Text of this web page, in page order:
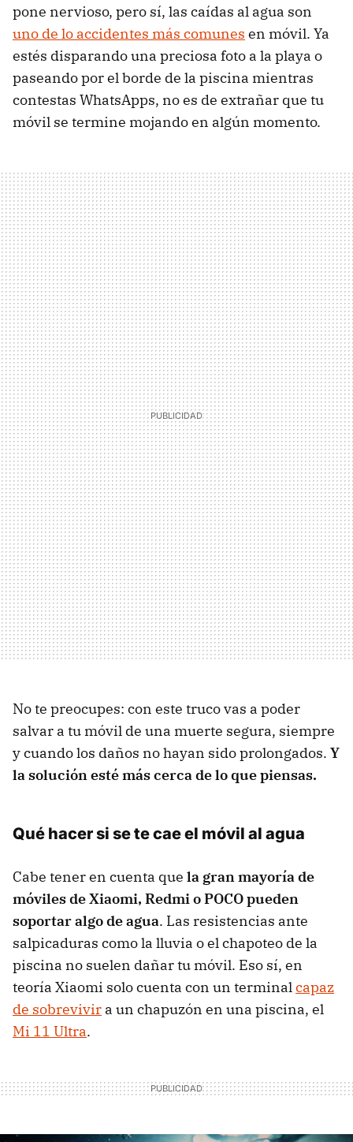
pone nervioso, pero sí, las caídas al agua son
uno de lo accidentes más comunes en móvil. Ya
estés disparando una preciosa foto a la playa o
paseando por el borde de la piscina mientras
contestas WhatsApps, no es de extrañar que tu
móvil se termine mojando en algún momento.
No te preocupes: con este truco vas a poder
salvar a tu móvil de una muerte segura, siempre
y cuando los daños no hayan sido prolongados. Y
la solución esté más cerca de lo que piensas.
Qué hacer si se te cae el móvil al agua
Cabe tener en cuenta que la gran mayoría de
móviles de Xiaomi, Redmi o POCO pueden
soportar algo de agua. Las resistencias ante
salpicaduras como la lluvia o el chapoteo de la
piscina no suelen dañar tu móvil. Eso sí, en
teoría Xiaomi solo cuenta con un terminalcapaz
de sobrevivir a un chapuzón en una piscina, el
Mi 11 Ultra.